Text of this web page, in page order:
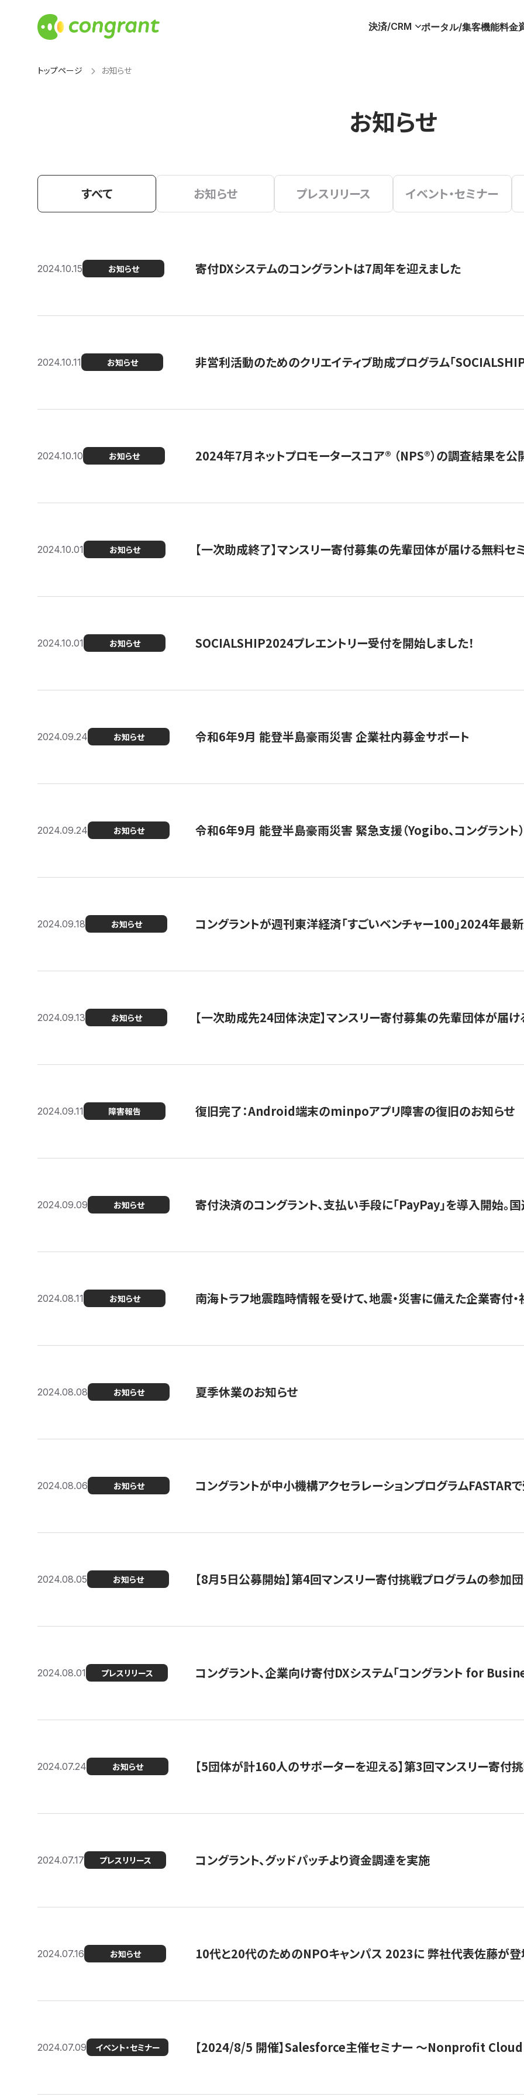
決済/CRM ポータル/集客機能料金
トップページ お知らせ
お知らせ
すべて お知らせ プレスリリース イベント・セミナー
2024.10.15 お知らせ 寄付DXシステムのコングラントは7周年を迎えました
2024.10.11 お知らせ 非営利活動のためのクリエイティブ助成プログラム「
2024.10.10 お知らせ 2024年7月ネットプロモータースコア®︎ （NPS®︎）の調査結果を公
2024.10.01 お知らせ 【一次助成終了】マンスリー寄付募集の先輩団体が届ける無料セ
2024.10.01 お知らせ SOCIALSHIP2024プレエントリー受付を開始しました！
2024.09.24 お知らせ 令和6年9月 能登半島豪雨災害 企業社内募金サポート
2024.09.24 お知らせ 令和6年9月 能登半島豪雨災害 緊急支援（Yogibo、コングラント）
2024.09.18 お知らせ コングラントが週刊東洋経済「すごいベンチャー100」2024年最
2024.09.13 お知らせ 【一次助成先24団体決定】マンスリー寄付募集の先輩団体が届
2024.09.11 障害報告 復旧完了：Android端末のminpoアプリ障害の復旧のお知らせ
2024.09.09 お知らせ 寄付決済のコングラント、支払い手段に「PayPay」を導入開始。
2024.08.11 お知らせ 南海トラフ地震臨時情報を受けて、地震・災害に備えた企業寄付
2024.08.08 お知らせ 夏季休業のお知らせ
2024.08.06 お知らせ コングラントが中小機構アクセラレーションプログラムFASTAR
2024.08.05 お知らせ 【8月5日公募開始】第4回マンスリー寄付挑戦プログラムの参加
2024.08.01 プレスリリース コングラント、企業向け寄付DXシステム「コングラント for
2024.07.24 お知らせ 【5団体が計160人のサポーターを迎える】​​第3回マンスリー寄付
2024.07.17 プレスリリース コングラント、グッドパッチより資金調達を実施
2024.07.16 お知らせ 10代と20代のためのNPOキャンパス 2023に 弊社代表佐藤が
2024.07.09 イベント・セミナー 【2024/8/5 開催】Salesforce主催セミナー 〜Nonprofit